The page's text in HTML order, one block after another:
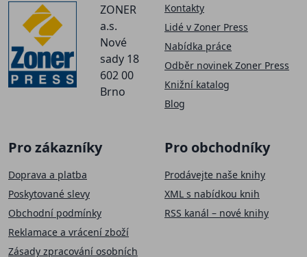
ZONER
a.s.
Nové
sady 18
602 00
Brno
Kontakty
Lidé v Zoner Press
Nabídka práce
Odběr novinek Zoner Press
Knižní katalog
Blog
Pro zákazníky
Doprava a platba
Poskytované slevy
Obchodní podmínky
Reklamace a vrácení zboží
Zásady zpracování osobních
Pro obchodníky
Prodávejte naše knihy
XML s nabídkou knih
RSS kanál – nové knihy